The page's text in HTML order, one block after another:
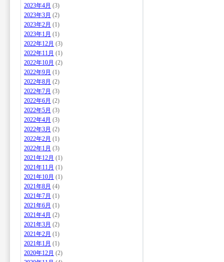
2023年4月 (3)
2023年3月 (2)
2023年2月 (1)
2023年1月 (1)
2022年12月 (3)
2022年11月 (1)
2022年10月 (2)
2022年9月 (1)
2022年8月 (2)
2022年7月 (3)
2022年6月 (2)
2022年5月 (3)
2022年4月 (3)
2022年3月 (2)
2022年2月 (1)
2022年1月 (3)
2021年12月 (1)
2021年11月 (1)
2021年10月 (1)
2021年8月 (4)
2021年7月 (1)
2021年6月 (1)
2021年4月 (2)
2021年3月 (2)
2021年2月 (1)
2021年1月 (1)
2020年12月 (2)